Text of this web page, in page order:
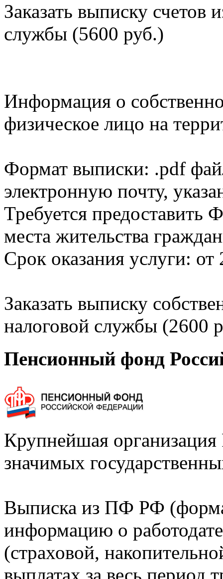
Заказать выписку счетов
службы (5600 руб.)
Информация о
физическое лицо на
Формат выписки: .pdf
электронную почту,
Требуется
места жительства
Срок оказания услуги: от
Заказать выписку
налоговой службы (2600
Пенсионный фонд
Крупнейшая
значимых
Выписка из ПФ РФ
информацию о
(страховой,
выплатах за весь период